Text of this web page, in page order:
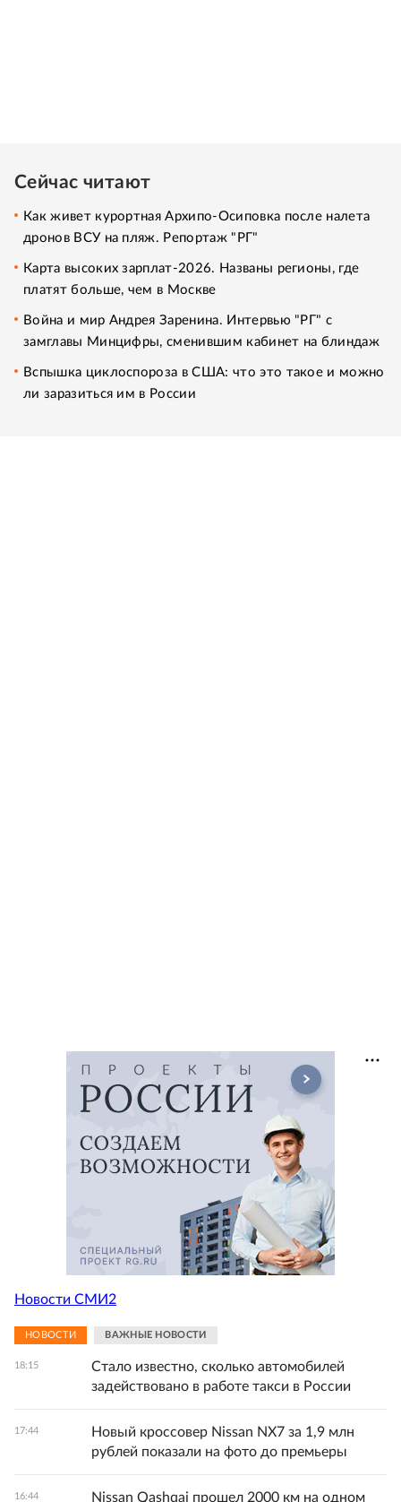
Сейчас читают
Как живет курортная Архипо-Осиповка после налета
дронов ВСУ на пляж. Репортаж "РГ"
Карта высоких зарплат-2026. Названы регионы, где
платят больше, чем в Москве
Война и мир Андрея Заренина. Интервью "РГ" с
замглавы Минцифры, сменившим кабинет на блиндаж
Вспышка циклоспороза в США: что это такое и можно
ли заразиться им в России
Новости СМИ2
НОВОСТИ ВАЖНЫЕ НОВОСТИ
18:15
Стало известно, сколько автомобилей
задействовано в работе такси в России
17:44
Новый кроссовер Nissan NX7 за 1,9 млн
рублей показали на фото до премьеры
16:44 Nissan Qashqai прошел 2000 км на одном